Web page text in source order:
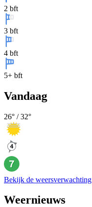
2 bft
3 bft
4 bft
5+ bft
Vandaag
26° /32°
Bekijk de weersverwachting
Weernieuws